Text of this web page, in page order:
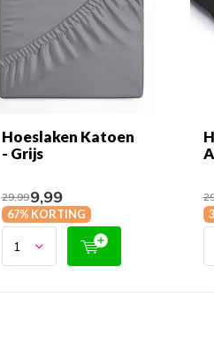
Hoeslaken Katoen
- Grijs
29,999,99
67% KORTING